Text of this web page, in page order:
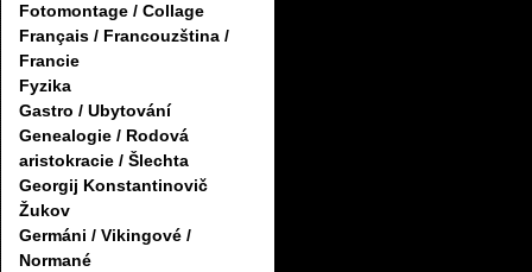
Fotomontage / Collage
Français / Francouzština /
Francie
Fyzika
Gastro / Ubytování
Genealogie / Rodová
aristokracie / Šlechta
Georgij Konstantinovič
Žukov
Germáni / Vikingové /
Normané